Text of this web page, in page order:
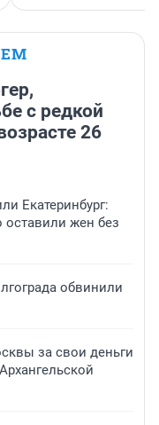
с редкой
26
Екатеринбург:
оставили жен без
обвинили
за свои деньги